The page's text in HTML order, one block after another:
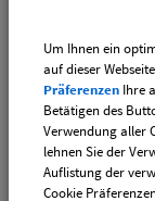
Downloads
Den
downloaden
Den
Um Ihnen ein
auf dieser
Präferenzen Ihre
Betätigen des
Verwendung aller
lehnen Sie der
Auflistung der
Cookie